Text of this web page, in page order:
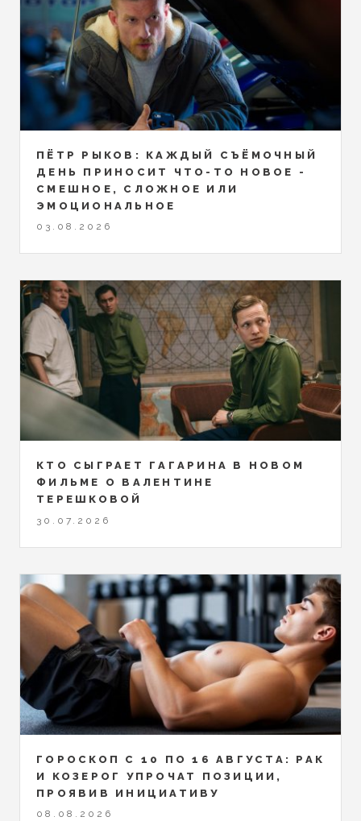
ПЁТР РЫКОВ: КАЖДЫЙ СЪЁМОЧНЫЙ
ДЕНЬ ПРИНОСИТ ЧТО-ТО НОВОЕ -
СМЕШНОЕ, СЛОЖНОЕ ИЛИ
ЭМОЦИОНАЛЬНОЕ
03.08.2026
КТО СЫГРАЕТ ГАГАРИНА В НОВОМ
ФИЛЬМЕ О ВАЛЕНТИНЕ
ТЕРЕШКОВОЙ
30.07.2026
ГОРОСКОП С 10 ПО 16 АВГУСТА: РАК
И КОЗЕРОГ УПРОЧАТ ПОЗИЦИИ,
ПРОЯВИВ ИНИЦИАТИВУ
08.08.2026